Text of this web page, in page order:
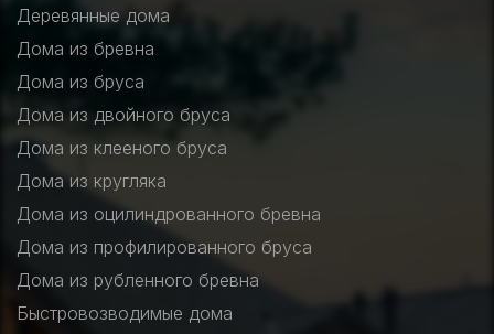
Деревянные дома
Дома из бревна
Дома из бруса
Дома из двойного бруса
Дома из клееного бруса
Дома из кругляка
Дома из оцилиндрованного бревна
Дома из профилированного бруса
Дома из рубленного бревна
Быстровозводимые дома